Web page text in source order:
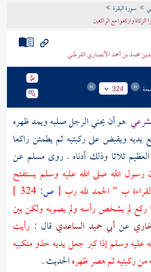
سورة البقرة
الزكاة واركعوا مع الراكعين
محمد بن أحمد الأنصاري القرطبي
324
هو أن يحني الرجل صلبه ويمد ظهره
يديه ويقبض على ركبتيه ثم يطمئن راكعا
ثلاثا وذلك أدناه . روىمسلم عن
رسول الله صلى الله عليه وسلم يستفتح
ب " الحمد لله رب [ ص:
ركع لم يشخص رأسه ولم يصوبه ولكن بين
عن أبي حميد الساعدي قال : رأيت
عليه وسلم إذا كبر جعل يديه حذو منكبيه
من ركبتيه ثم هصر ظهرهالحديث .